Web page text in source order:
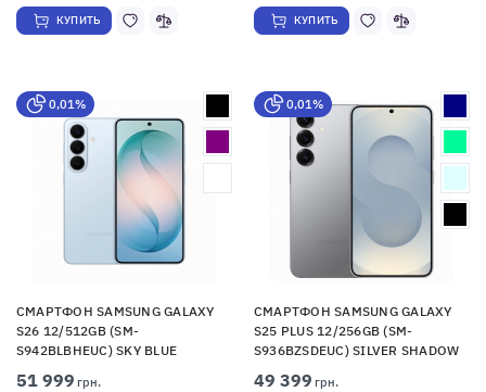
КУПИТЬ КУПИТЬ
0,01%
СМАРТФОН SAMSUNG GALAXY
S26 12/512GB (SM-
S942BLBHEUC) SKY BLUE
51 999 грн.
0,01%
СМАРТФОН SAMSUNG GALAXY
S25 PLUS 12/256GB (SM-
S936BZSDEUC) SILVER SHADOW
49 399 грн.